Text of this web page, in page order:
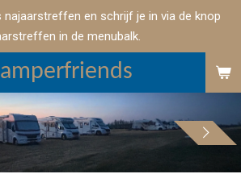
najaarstreffen en schrijf je in via de knop
in de menubalk.